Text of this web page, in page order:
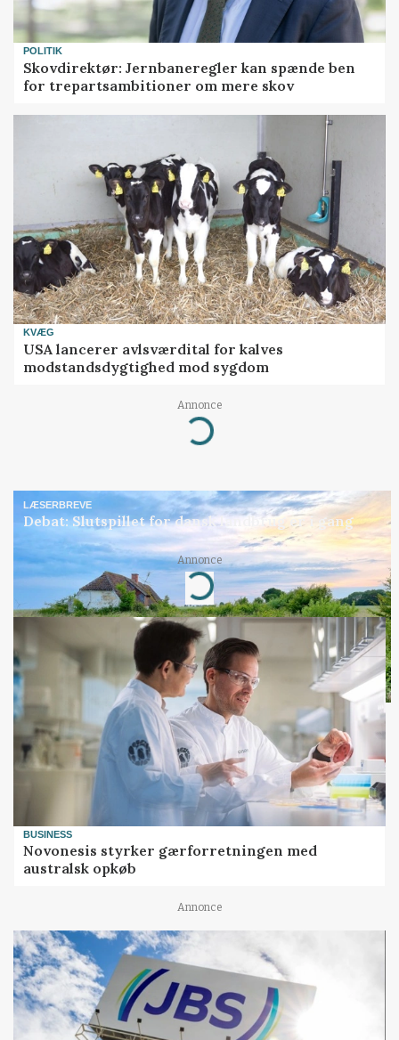
POLITIK
Skovdirektør: Jernbaneregler kan spænde ben
for trepartsambitioner om mere skov
KVÆG
USA lancerer avlsværdital for kalves
modstandsdygtighed mod sygdom
Annonce
Loading...
LÆSERBREVE
Debat: Slutspillet for dansk landbrug er i gang
Annonce
Loading...
BUSINESS
Novonesis styrker gærforretningen med
australsk opkøb
Annonce